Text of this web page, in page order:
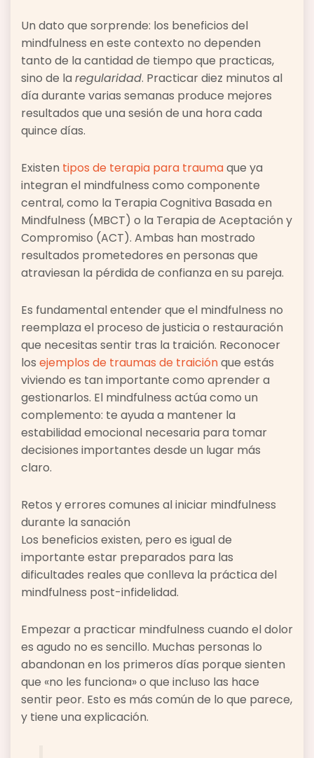
Un dato que sorprende: los beneficios del
mindfulness en este contexto no dependen
tanto de la cantidad de tiempo que practicas,
sino de la regularidad. Practicar diez minutos al
día durante varias semanas produce mejores
resultados que una sesión de una hora cada
quince días.
Existen tipos de terapia para traumaque ya
integran el mindfulness como componente
central, como la Terapia Cognitiva Basada en
Mindfulness (MBCT) o la Terapia de Aceptación y
Compromiso (ACT). Ambas han mostrado
resultados prometedores en personas que
atraviesan la pérdida de confianza en su pareja.
Es fundamental entender que el mindfulness no
reemplaza el proceso de justicia o restauración
que necesitas sentir tras la traición. Reconocer
los ejemplos de traumas de traiciónque estás
viviendo es tan importante como aprender a
gestionarlos. El mindfulness actúa como un
complemento: te ayuda a mantener la
estabilidad emocional necesaria para tomar
decisiones importantes desde un lugar más
claro.
Retos y errores comunes al iniciar mindfulness
durante la sanación
Los beneficios existen, pero es igual de
importante estar preparados para las
dificultades reales que conlleva la práctica del
mindfulness post-infidelidad.
Empezar a practicar mindfulness cuando el dolor
es agudo no es sencillo. Muchas personas lo
abandonan en los primeros días porque sienten
que «no les funciona» o que incluso las hace
sentir peor. Esto es más común de lo que parece,
y tiene una explicación.